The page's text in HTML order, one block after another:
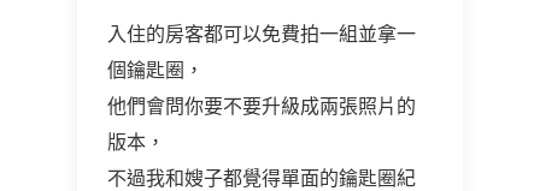
入住的房客都可以免費拍一組並拿一
個鑰匙圈，
他們會問你要不要升級成兩張照片的
版本，
不過我和嫂子都覺得單面的鑰匙圈紀